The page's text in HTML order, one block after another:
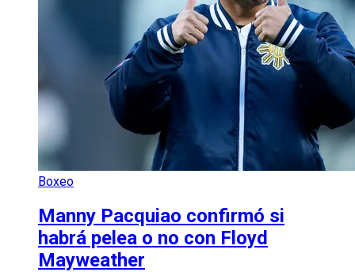
Boxeo
Manny Pacquiao confirmó si
habrá pelea o no con Floyd
Mayweather